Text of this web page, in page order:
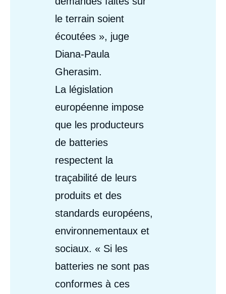
le terrain soient
écoutées », juge
Diana-Paula
Gherasim.
La législation
européenne impose
que les producteurs
de batteries
respectent la
traçabilité de leurs
produits et des
standards européens,
environnementaux et
sociaux. « Si les
batteries ne sont pas
conformes à ces